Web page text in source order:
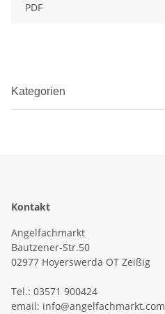
PDF
Kategorien
Kontakt
Angelfachmarkt
Bautzener-Str.50
02977 Hoyerswerda OT Zeißig
Tel.: 03571 900424
email: info@angelfachmarkt.com